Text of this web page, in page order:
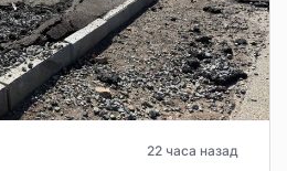
22 часа назад